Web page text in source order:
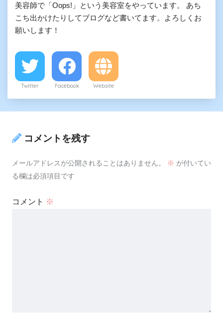
美容師で「Oops!」という美容室をやっています。 あち
こち出かけたりしてブログなど書いてます。よろしくお
願いします！
Twitter Facebook Website
コメントを残す
メールアドレスが公開されることはありません。 ※ が付いてい
る欄は必須項目です
コメント ※